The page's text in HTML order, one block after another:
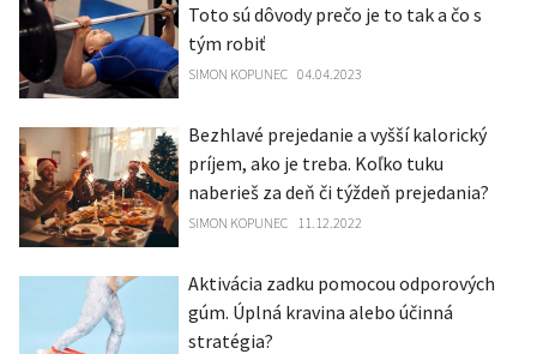
Toto sú dôvody prečo je to tak a čo s
tým robiť
SIMON KOPUNEC 04.04.2023
Bezhlavé prejedanie a vyšší kalorický
príjem, ako je treba. Koľko tuku
naberieš za deň či týždeň prejedania?
SIMON KOPUNEC 11.12.2022
Aktivácia zadku pomocou odporových
gúm. Úplná kravina alebo účinná
stratégia?